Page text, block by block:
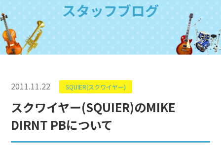
スタッフブログ
2011.11.22 SQUIER(スクワイヤー)
スクワイヤー(SQUIER)のMIKE
DIRNT PBについて